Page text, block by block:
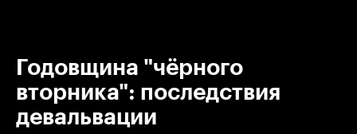
Годовщина "чёрного
вторника": последствия
девальвации